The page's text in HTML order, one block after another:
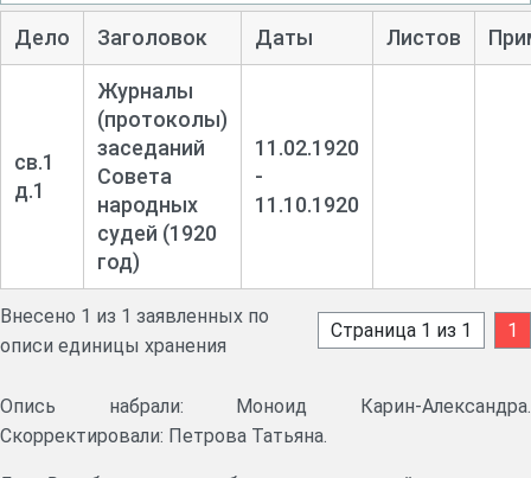
Дело Заголовок Даты Листов
св.1
д.1
Журналы
(протоколы)
заседаний
Совета
народных
судей (1920
год)
11.02.1920
-
11.10.1920
Внесено 1 из 1 заявленных по
описи единицы хранения
Страница 1 из 1 1
Опись набрали: Моноид Карин-Александра.
Скорректировали: Петрова Татьяна.